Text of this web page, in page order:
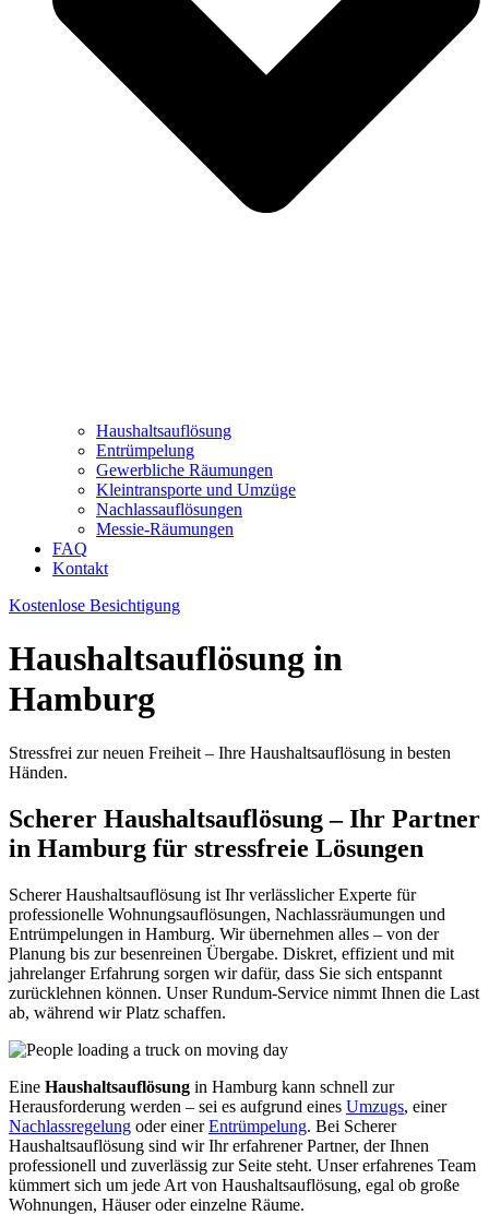
Haushaltsauflösung
Entrümpelung
Gewerbliche Räumungen
Kleintransporte und Umzüge
Nachlassauflösungen
Messie-Räumungen
FAQ
Kontakt
Kostenlose Besichtigung
Haushaltsauflösung in
Hamburg
Stressfrei zur neuen Freiheit – Ihre Haushaltsauflösung in besten
Händen.
Scherer Haushaltsauflösung – Ihr Partner
in Hamburg für stressfreie Lösungen
Scherer Haushaltsauflösung ist Ihr verlässlicher Experte für
professionelle Wohnungsauflösungen, Nachlassräumungen und
Entrümpelungen in Hamburg. Wir übernehmen alles – von der
Planung bis zur besenreinen Übergabe. Diskret, effizient und mit
jahrelanger Erfahrung sorgen wir dafür, dass Sie sich entspannt
zurücklehnen können. Unser Rundum-Service nimmt Ihnen die Last
ab, während wir Platz schaffen.
Eine Haushaltsauflösung in Hamburg kann schnell zur
Herausforderung werden – sei es aufgrund eines Umzugs, einer
Nachlassregelung oder einerEntrümpelung. Bei Scherer
Haushaltsauflösung sind wir Ihr erfahrener Partner, der Ihnen
professionell und zuverlässig zur Seite steht. Unser erfahrenes Team
kümmert sich um jede Art von Haushaltsauflösung, egal ob große
Wohnungen, Häuser oder einzelne Räume.